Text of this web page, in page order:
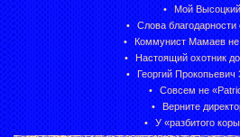
Мой Высоцкий
Слова благодарности
Коммунист Мамаев не
Настоящий охотник
Георгий Прокопьевич
Совсем не
Верните
У «разбитого